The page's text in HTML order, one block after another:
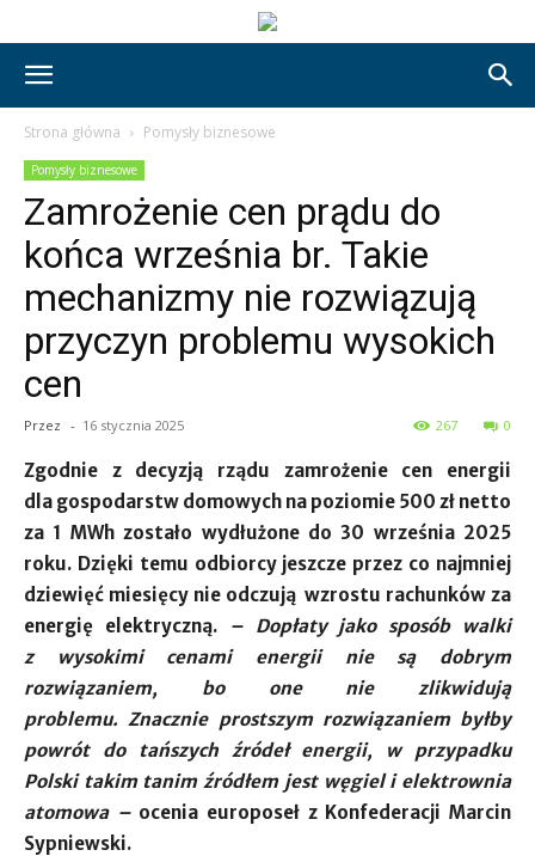
Strona główna Pomysły biznesowe
Pomysły biznesowe
Zamrożenie cen prądu do
końca września br. Takie
mechanizmy nie rozwiązują
przyczyn problemu wysokich
cen
Przez - 16 stycznia 2025 0
267
Zgodnie z decyzją rządu zamrożenie cen energii
dla gospodarstw domowych na poziomie 500 zł netto
za 1 MWh zostało wydłużone do 30 września 2025
roku. Dzięki temu odbiorcy jeszcze przez co najmniej
dziewięć miesięcy nie odczują wzrostu rachunków za
energię elektryczną.
– Dopłaty jako sposób walki
z wysokimi cenami energii nie są dobrym
rozwiązaniem, bo one nie zlikwidują
problemu. Znacznie prostszym rozwiązaniem byłby
powrót do tańszych źródeł energii, w przypadku
Polski takim tanim źródłem jest węgiel i elektrownia
atomowa –ocenia europoseł z Konfederacji Marcin
Sypniewski.